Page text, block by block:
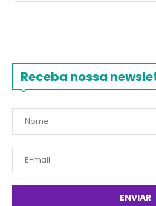
Receba nossa